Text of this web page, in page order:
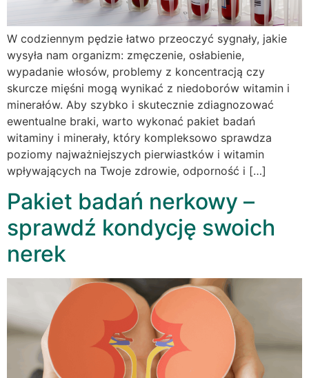
W codziennym pędzie łatwo przeoczyć sygnały, jakie
wysyła nam organizm: zmęczenie, osłabienie,
wypadanie włosów, problemy z koncentracją czy
skurcze mięśni mogą wynikać z niedoborów witamin i
minerałów. Aby szybko i skutecznie zdiagnozować
ewentualne braki, warto wykonać pakiet badań
witaminy i minerały, który kompleksowo sprawdza
poziomy najważniejszych pierwiastków i witamin
wpływających na Twoje zdrowie, odporność i […]
Pakiet badań nerkowy –
sprawdź kondycję swoich
nerek